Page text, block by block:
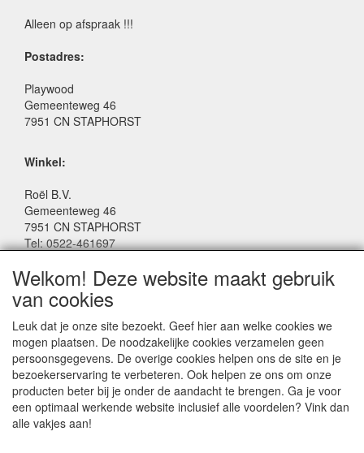
Alleen op afspraak !!!
Postadres:
Playwood
Gemeenteweg 46
7951 CN STAPHORST
Winkel:
Roël B.V.
Gemeenteweg 46
7951 CN STAPHORST
Tel: 0522-461697
Facebook: www.facebook.com/roelspeelgoed
Openingstijden Winkel:
Maandag t/m Vrijdag: 9:00 - 17:30
Zaterdag: 9:00 - 17:00
Donderdagavond koopavond: 19:00 - 21:00
SERVICE
Welkom! Deze website maakt gebruik
van cookies
Leuk dat je onze site bezoekt. Geef hier aan welke cookies we
mogen plaatsen. De noodzakelijke cookies verzamelen geen
persoonsgegevens. De overige cookies helpen ons de site en je
bezoekerservaring te verbeteren. Ook helpen ze ons om onze
producten beter bij je onder de aandacht te brengen. Ga je voor
een optimaal werkende website inclusief alle voordelen? Vink dan
alle vakjes aan!